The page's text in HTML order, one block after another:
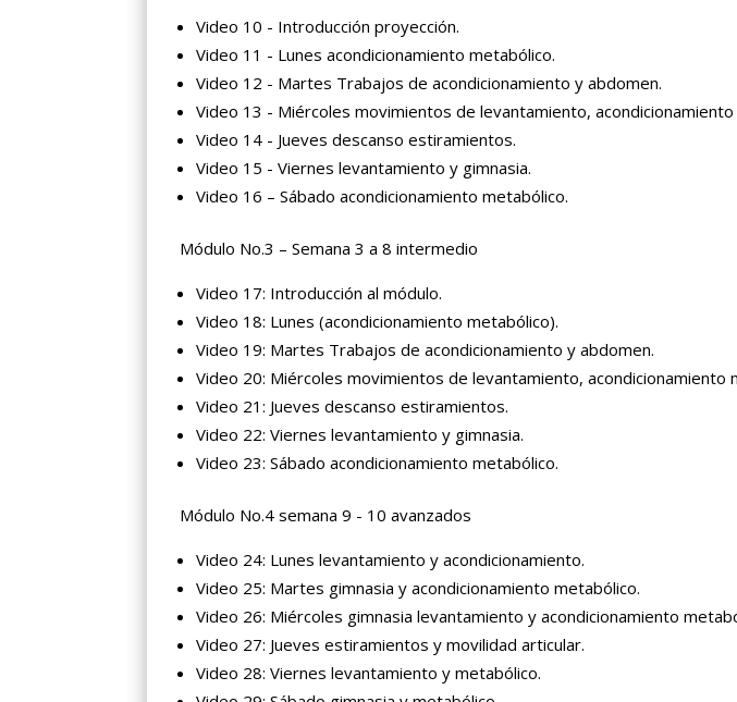
Video 10 - Introducción proyección.
Video 11 - Lunes acondicionamiento metabólico.
Video 12 - Martes Trabajos de acondicionamiento y abdomen.
Video 13 - Miércoles movimientos de levantamiento,
Video 14 - Jueves descanso estiramientos.
Video 15 - Viernes levantamiento y gimnasia.
Video 16 – Sábado acondicionamiento metabólico.
Módulo No.3 – Semana 3 a 8 intermedio
Video 17: Introducción al módulo.
Video 18: Lunes (acondicionamiento metabólico).
Video 19: Martes Trabajos de acondicionamiento y abdomen.
Video 20: Miércoles movimientos de levantamiento, acondicionamiento
Video 21: Jueves descanso estiramientos.
Video 22: Viernes levantamiento y gimnasia.
Video 23: Sábado acondicionamiento metabólico.
Módulo No.4 semana 9 - 10 avanzados
Video 24: Lunes levantamiento y acondicionamiento.
Video 25: Martes gimnasia y acondicionamiento metabólico.
Video 26: Miércoles gimnasia levantamiento y acondicionamiento
Video 27: Jueves estiramientos y movilidad articular.
Video 28: Viernes levantamiento y metabólico.